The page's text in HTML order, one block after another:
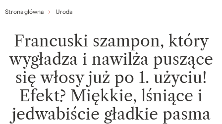
Strona główna Uroda
Francuski szampon, który
wygładza i nawilża puszące
się włosy już po 1. użyciu!
Efekt? Miękkie, lśniące i
jedwabiście gładkie pasma